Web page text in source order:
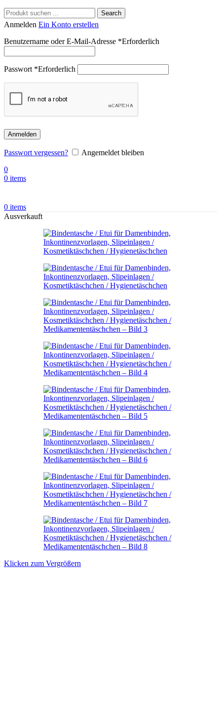
Search
Anmelden Ein Konto erstellen
Benutzername oder E-Mail-Adresse *Erforderlich
Passwort *Erforderlich
Anmelden
Passwort vergessen?
Angemeldet bleiben
0
0 items
0 items
Ausverkauft
Klicken zum Vergrößern